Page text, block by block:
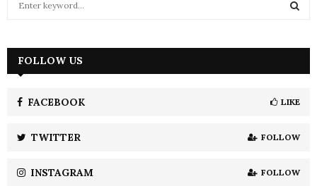
h
H
FOLLOW US
FACEBOOK LIKE
TWITTER FOLLOW
INSTAGRAM FOLLOW